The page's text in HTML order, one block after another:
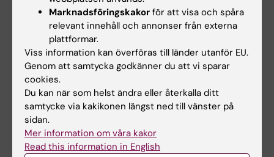
Clinicum
workshopserie -
Smart
studieplanering: öka
din forskningskvalitet
och undvik vanliga
misstag
Workshopen fokuserar på
strategisk studieplanering
innan data finns…
CBB
undervisningssemina
data analysis 2 -
Linear mixed models
Centrum för Bioinformatik och
Biostatistik (CBB) presenterar
ett…
Marknadsföringskakor för att visa och spåra
relevant innehåll och annonser från externa
plattformar.
Viss information kan överföras till länder utanför EU.
Genom att samtycka godkänner du att vi sparar
cookies.
Du kan när som helst ändra eller återkalla ditt
samtycke via kakikonen längst ned till vänster på
sidan.
Mer information om våra kakor
Read this information in English